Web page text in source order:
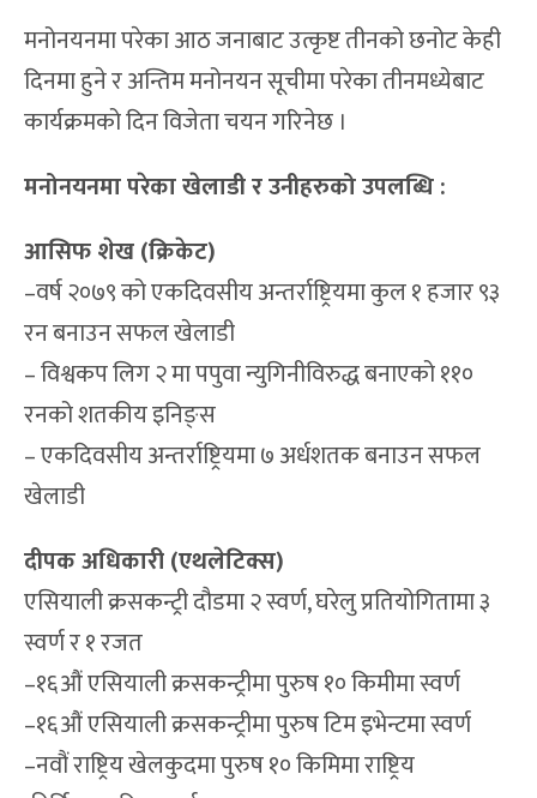
मनोनयनमा परेका आठ जनाबाट उत्कृष्ट तीनको छनोट केही
दिनमा हुने र अन्तिम मनोनयन सूचीमा परेका तीनमध्येबाट
कार्यक्रमको दिन विजेता चयन गरिनेछ ।
मनोनयनमा परेका खेलाडी र उनीहरुको उपलब्धि :
आसिफ शेख (क्रिकेट)
–वर्ष २०७९ को एकदिवसीय अन्तर्राष्ट्रियमा कुल १ हजार ९३
रन बनाउन सफल खेलाडी
– विश्वकप लिग २ मा पपुवा न्युगिनीविरुद्ध बनाएको ११०
रनको शतकीय इनिङ्स
– एकदिवसीय अन्तर्राष्ट्रियमा ७ अर्धशतक बनाउन सफल
खेलाडी
दीपक अधिकारी (एथलेटिक्स)
एसियाली क्रसकन्ट्री दौडमा २ स्वर्ण, घरेलु प्रतियोगितामा ३
स्वर्ण र १ रजत
–१६औं एसियाली क्रसकन्ट्रीमा पुरुष १० किमीमा स्वर्ण
–१६औं एसियाली क्रसकन्ट्रीमा पुरुष टिम इभेन्टमा स्वर्ण
–नवौं राष्ट्रिय खेलकुदमा पुरुष १० किमिमा राष्ट्रिय